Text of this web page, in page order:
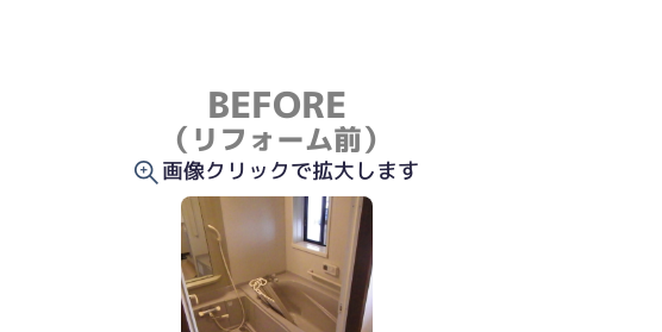
BEFORE
（リフォーム前）
画像クリックで拡大します